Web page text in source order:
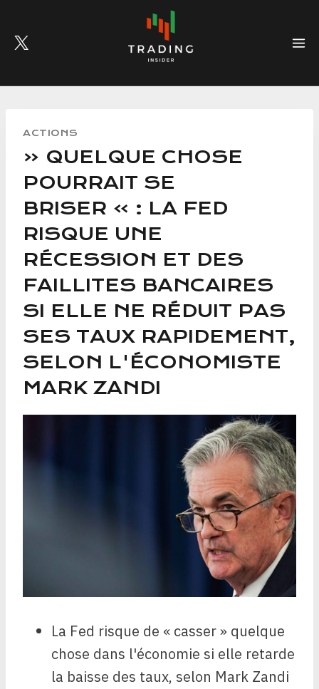
content
ACTIONS
« QUELQUE CHOSE
POURRAIT SE
BRISER » : LA FED
RISQUE UNE
RÉCESSION ET DES
FAILLITES BANCAIRES
SI ELLE NE RÉDUIT PAS
SES TAUX RAPIDEMENT,
SELON L'ÉCONOMISTE
MARK ZANDI
La Fed risque de « casser » quelque
chose dans l'économie si elle retarde
la baisse des taux, selon Mark Zandi